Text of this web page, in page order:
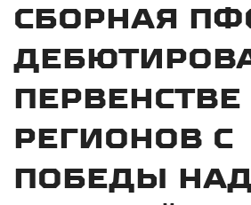
СБОРНАЯ
ПЕРВЕНСТВЕ
РЕГИОНОВ С
ПОБЕДЫ